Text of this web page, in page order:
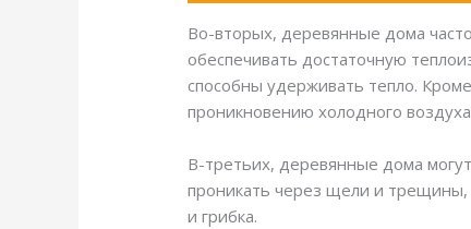
Во-вторых, деревянные дома
обеспечивать достаточную
способны удерживать тепло.
проникновению холодного
В-третьих, деревянные дома
проникать через щели и трещины,
и грибка.